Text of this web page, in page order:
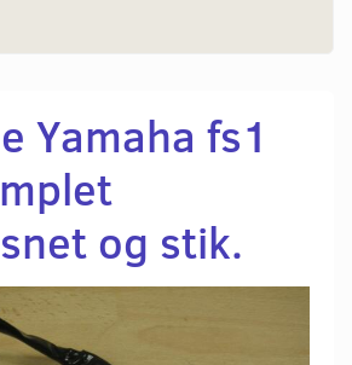
Yamaha fs1
og stik.